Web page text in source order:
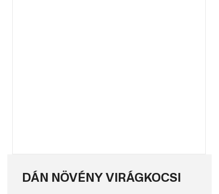
DÁN NÖVÉNY VIRÁGKOCSI